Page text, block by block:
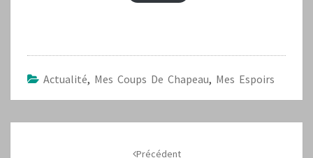
Actualité, Mes Coups De Chapeau, Mes Espoirs
Précédent